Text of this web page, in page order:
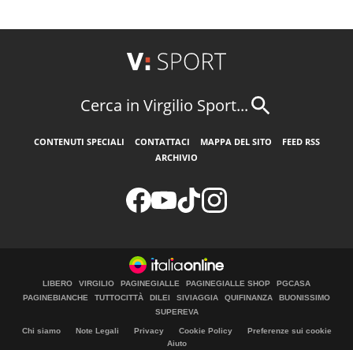
Cerca in Virgilio Sport...
CONTENUTI SPECIALI CONTATTACI MAPPA DEL SITO
FEED RSS
ARCHIVIO
LIBERO VIRGILIO PAGINEGIALLE PAGINEGIALLE SHOP
PGCASA
PAGINEBIANCHE
TUTTOCITTÀ DILEI SIVIAGGIA QUIFINANZA
BUONISSIMO
SUPEREVA
Chi siamo Note Legali Privacy Cookie Policy
Preferenze sui cookie
Aiuto